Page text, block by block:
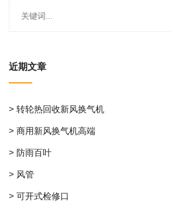
近期文章
> 转轮热回收新风换气机
> 商用新风换气机高端
> 防雨百叶
> 风管
> 可开式检修口